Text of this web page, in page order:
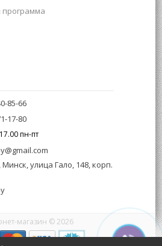
программа
85-66
17-80
пн-пт
улица Гало, 148, корп.
магазин © 2026